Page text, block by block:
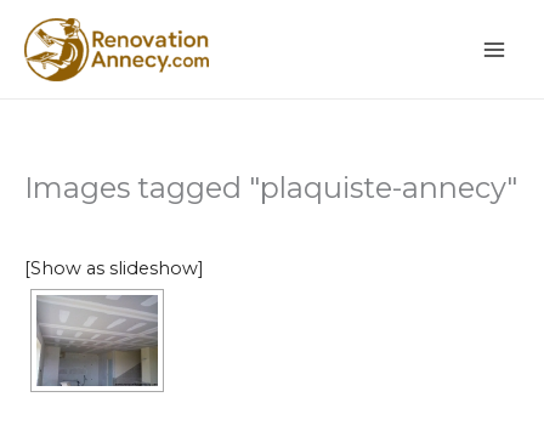
contenu
Images tagged "plaquiste-annecy"
[Show as slideshow]